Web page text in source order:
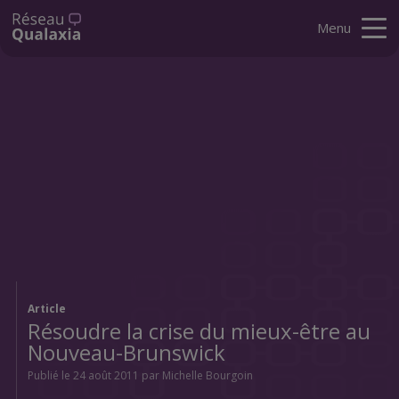
Menu
Article
Résoudre la crise du mieux-être au
Nouveau-Brunswick
Publié le 24 août 2011 par Michelle Bourgoin